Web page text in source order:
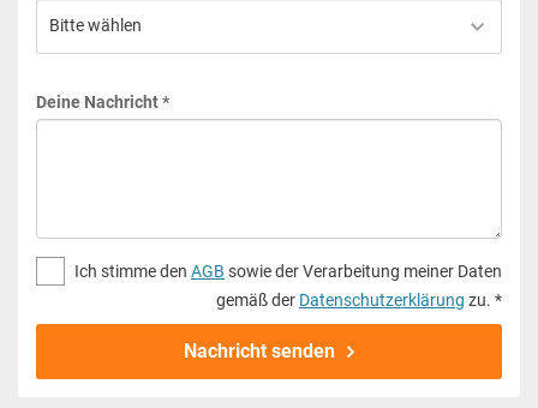
Deine Nachricht *
Ich stimme den AGB sowie der Verarbeitung meiner Daten
gemäß der Datenschutzerklärung zu. *
Nachricht senden